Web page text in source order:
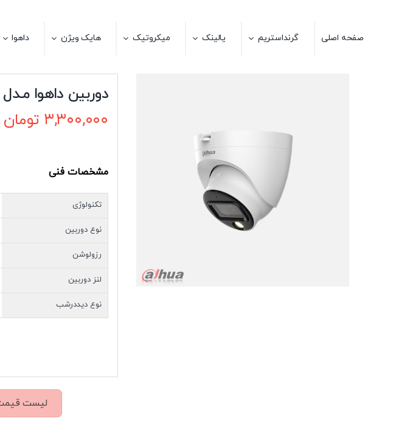
صفحه اصلی گرنداستریم یالینک میکروتیک هایک ویژن داهوا
دوربین داهوا مـدل DH-HAC-HDW1509TLQP-A-LED-S2
۳,۳۰۰,۰۰۰ تومان
مشخصات فنی
تکنولوژی
نوع دوربین
رزولوشن
لنز دوربین
نوع دیددرشب
لیست